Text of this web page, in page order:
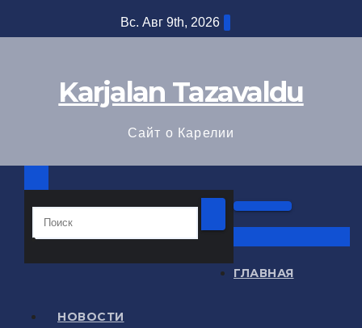
к
Вс. Авг 9th, 2026
Karjalan Tazavaldu
Сайт о Карелии
ГЛАВНАЯ
НОВОСТИ